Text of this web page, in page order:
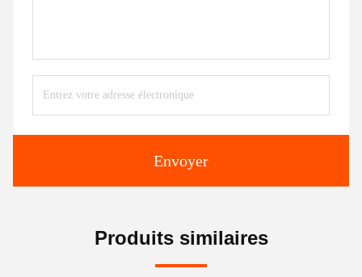
Envoyer
Produits similaires